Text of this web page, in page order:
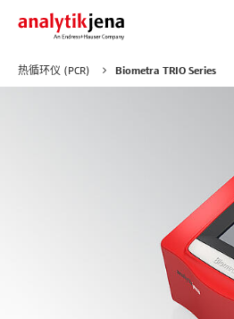
热循环仪 (PCR) Biometra TRIO Series